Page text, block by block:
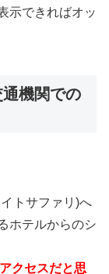
示できればオッ
機関での
トサファリ)へ
ホテルからのシ
クセスだと思